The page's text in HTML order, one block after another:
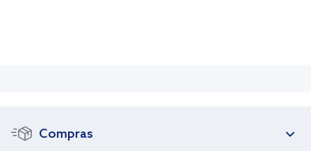
Compras